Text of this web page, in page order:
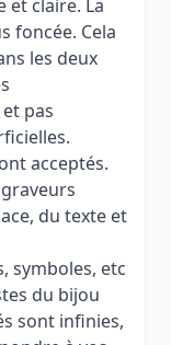
et claire. La
foncée. Cela
les deux
pas
acceptés.
du texte et
symboles, etc
du bijou
sont infinies,